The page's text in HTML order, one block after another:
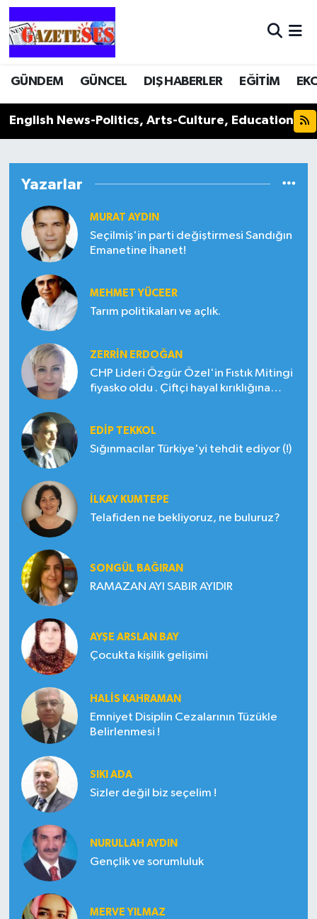
GÜNDEM GÜNCEL DIŞ HABERLER EĞİTİM
English News-Politics, Arts-Culture, Education
Yazarlar
MURAT AYDIN
Seçilmiş'in parti değiştirmesi Sandığın
Emanetine İhanet!
MEHMET YÜCEER
Tarım politikaları ve açlık.
ZERRIN ERDOĞAN
CHP Lideri Özgür Özel'in Fıstık Mitingi
fiyasko oldu . Çiftçi hayal kırıklığına
EDIP TEKKOL
Sığınmacılar Türkiye'yi tehdit ediyor (!)
İLKAY KUMTEPE
Telafiden ne bekliyoruz, ne buluruz?
SONGÜL BAĞIRAN
RAMAZAN AYI SABIR AYIDIR
AYŞE ARSLAN BAY
Çocukta kişilik gelişimi
HALIS KAHRAMAN
Emniyet Disiplin Cezalarının Tüzükle
Belirlenmesi !
SIKI ADA
Sizler değil biz seçelim !
NURULLAH AYDIN
Gençlik ve sorumluluk
MERVE YILMAZ